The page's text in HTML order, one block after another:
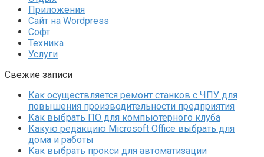
Приложения
Сайт на Wordpress
Софт
Техника
Услуги
Свежие записи
Как осуществляется ремонт станков с ЧПУ для
повышения производительности предприятия
Как выбрать ПО для компьютерного клуба
Какую редакцию Microsoft Office выбрать для
дома и работы
Как выбрать прокси для автоматизации